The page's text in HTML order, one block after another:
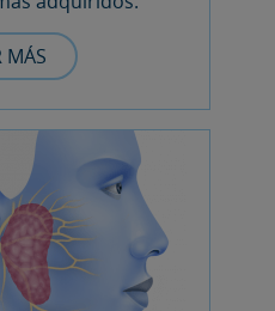
MÁS